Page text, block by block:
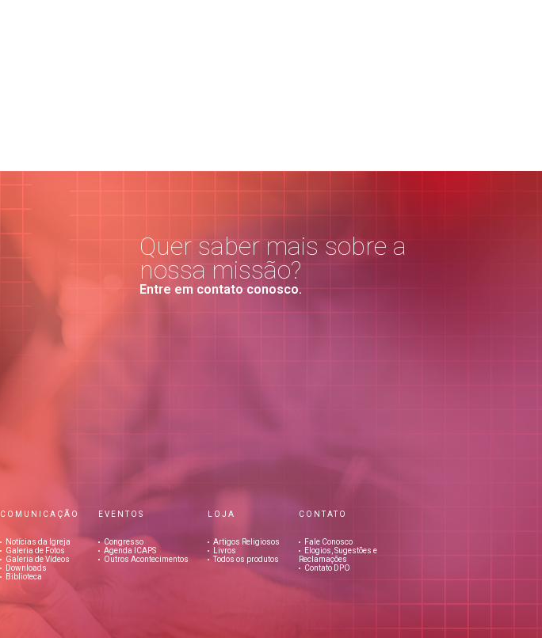
Quer saber mais sobre a
nossa missão?
Entre em contato conosco.
COMUNICAÇÃO
Notícias da Igreja
Galeria de Fotos
Galeria de Vídeos
Downloads
Biblioteca
EVENTOS
Congresso
Agenda ICAPS
Outros Acontecimentos
LOJA
Artigos Religiosos
Livros
Todos os produtos
CONTATO
Fale Conosco
Elogios, Sugestões e
Reclamações
Contato DPO